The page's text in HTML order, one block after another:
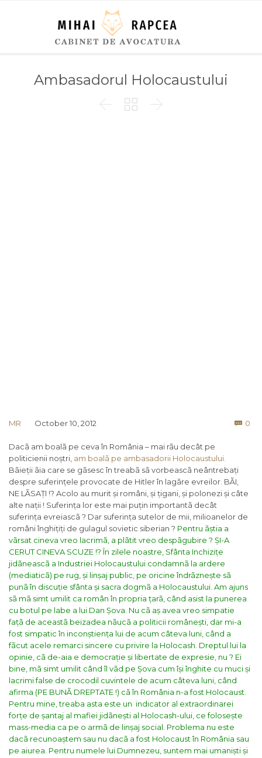
Ambasadorul Holocaustului
  
MR October 10, 2012  0
Dacã am boalã pe ceva în România – mai rãu decât pe
politicienii noștri, am boalã pe ambasadorii Holocaustului.
Bãieții ãia care se gãsesc în treabã sã vorbeascã neântrebați
despre suferințele provocate de Hitler în lagãre evreilor. BÃI,
NE LÃSAȚI !? Acolo au murit și români, și țigani, și polonezi și câte
alte nații ! Suferința lor este mai puțin importantã decât
suferința evreiascã ? Dar suferința sutelor de mii, milioanelor de
români înghițiți de gulagul sovietic siberian ? Pentru ãștia a
vãrsat cineva vreo lacrimã, a plãtit vreo despãgubire ? ȘI-A
CERUT CINEVA SCUZE !? În zilele noastre, Sfânta Inchizițe
jidãneascã a Industriei Holocaustului condamnã la ardere
(mediaticã) pe rug, și linșaj public, pe oricine îndrãznește sã
punã în discuție sfânta și sacra dogmã a Holocaustului. Am ajuns
sã mã simt umilit ca român în propria țarã, când asist la punerea
cu botul pe labe a lui Dan Șova. Nu cã aș avea vreo simpatie
fațã de aceastã beizadea nãucã a politicii românești, dar mi-a
fost simpatic în inconștiența lui de acum câteva luni, când a
fãcut acele remarci sincere cu privire la Holocash. Dreptul lui la
opinie, cã de-aia e democrație și libertate de expresie, nu ? Ei
bine, mã simt umilit când îl vãd pe Șova cum își înghite cu muci și
lacrimi false de crocodil cuvintele de acum câteva luni, când
afirma (PE BUNÃ DREPTATE !) cã în România n-a fost Holocaust.
Pentru mine, treaba asta este un indicator al extraordinarei
forțe de șantaj al mafiei jidãnești al Holocash-ului, ce folosește
mass-media ca pe o armã de linșaj social. Problema nu este
dacã recunoaștem sau nu dacã a fost Holocaust în România sau
pe aiurea. Pentru numele lui Dumnezeu, suntem mai umaniști și